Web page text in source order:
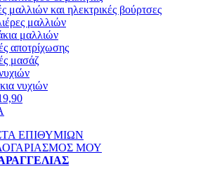
μαλλιών και ηλεκτρικές βούρτσες
μαλλιών
μαλλιών
αποτρίχωσης
μασάζ
νυχιών
ΕΠΙΘΥΜΙΩΝ
ΜΟΥ